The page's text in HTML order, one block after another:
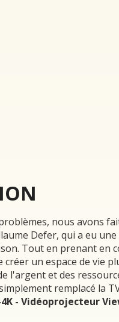
nous avons
Defer, qui a eu
Tout en prenant en
créer un espace de vie
l'argent et des
remplacé la
- Vidéoprojecteur